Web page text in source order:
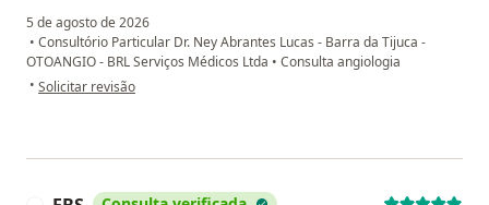
5 de agosto de 2026
• Consultório Particular Dr. Ney Abrantes Lucas - Barra da Tijuca -
OTOANGIO - BRL Serviços Médicos Ltda • Consulta angiologia
• na opinião do utilizador Alcidea
Solicitar revisão